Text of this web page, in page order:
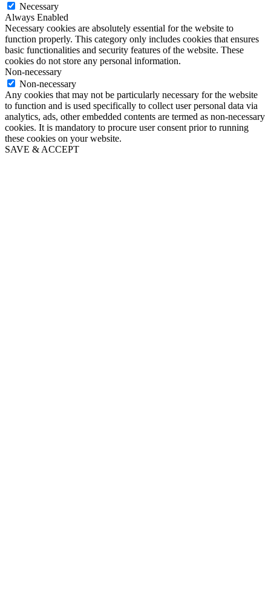
Necessary
Always Enabled
Necessary cookies are absolutely essential for the website to
function properly. This category only includes cookies that ensures
basic functionalities and security features of the website. These
cookies do not store any personal information.
Non-necessary
Non-necessary
Any cookies that may not be particularly necessary for the website
to function and is used specifically to collect user personal data via
analytics, ads, other embedded contents are termed as non-necessary
cookies. It is mandatory to procure user consent prior to running
these cookies on your website.
SAVE & ACCEPT